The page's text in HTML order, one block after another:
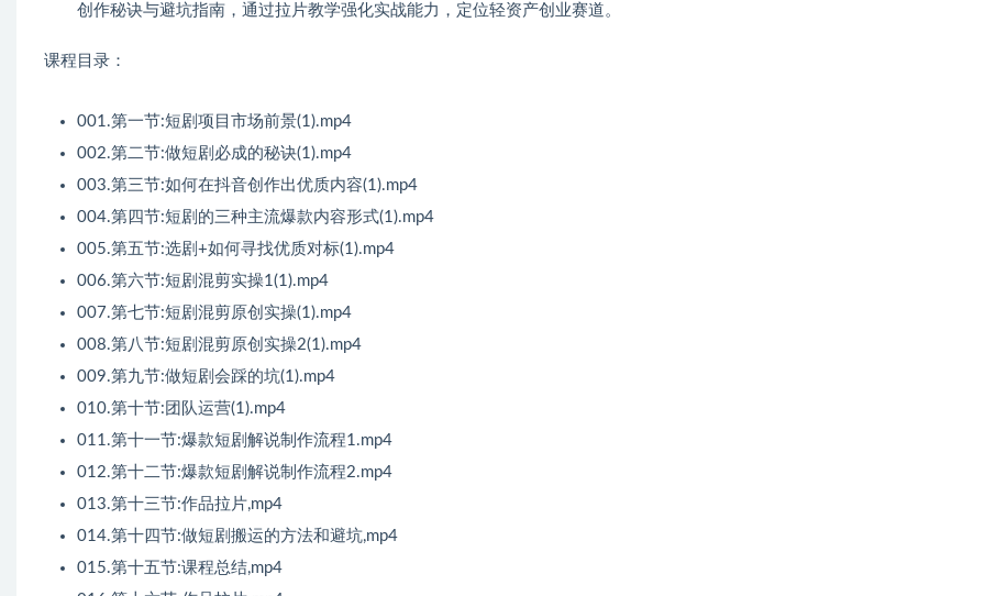
创作秘诀与避坑指南，通过拉片教学强化实战能力，定位轻资产创业赛道。
课程目录：
001.第一节:短剧项目市场前景(1).mp4
002.第二节:做短剧必成的秘诀(1).mp4
003.第三节:如何在抖音创作出优质内容(1).mp4
004.第四节:短剧的三种主流爆款内容形式(1).mp4
005.第五节:选剧+如何寻找优质对标(1).mp4
006.第六节:短剧混剪实操1(1).mp4
007.第七节:短剧混剪原创实操(1).mp4
008.第八节:短剧混剪原创实操2(1).mp4
009.第九节:做短剧会踩的坑(1).mp4
010.第十节:团队运营(1).mp4
011.第十一节:爆款短剧解说制作流程1.mp4
012.第十二节:爆款短剧解说制作流程2.mp4
013.第十三节:作品拉片,mp4
014.第十四节:做短剧搬运的方法和避坑,mp4
015.第十五节:课程总结,mp4